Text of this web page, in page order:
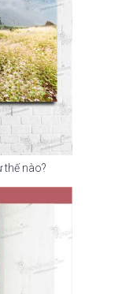
thế nào?